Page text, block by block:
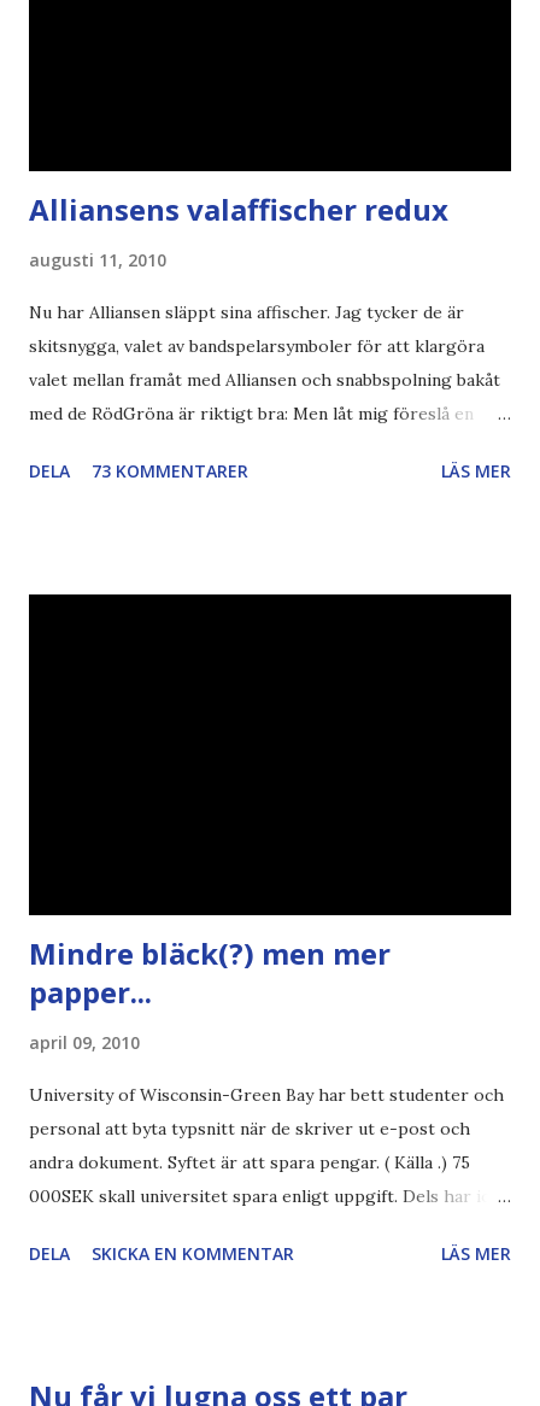
Alliansens valaffischer redux
augusti 11, 2010
Nu har Alliansen släppt sina affischer. Jag tycker de är
skitsnygga, valet av bandspelarsymboler för att klargöra
valet mellan framåt med Alliansen och snabbspolning bakåt
med de RödGröna är riktigt bra: Men låt mig föreslå en
Piratpartiet FRA-lagen Kultur Upphovsrätten //Zac,
DELA 73 KOMMENTARER LÄS MER
Mindre bläck(?) men mer
papper...
april 09, 2010
University of Wisconsin-Green Bay har bett studenter och
personal att byta typsnitt när de skriver ut e-post och
andra dokument. Syftet är att spara pengar. ( Källa .) 75
000SEK skall universitet spara enligt uppgift. Dels har iofs
"bläck". Dels så undrar jag om de 30% besparingar -
min bloggläsarundersökning Läs även andra bloggares
DELA SKICKA EN KOMMENTAR LÄS MER
Nu får vi lugna oss ett par